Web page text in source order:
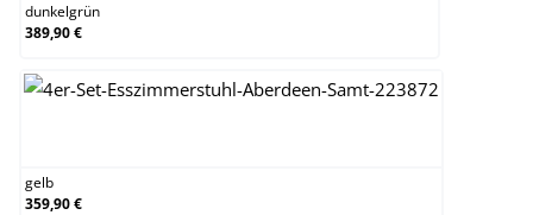
dunkelgrün
389,90 €
gelb
359,90 €